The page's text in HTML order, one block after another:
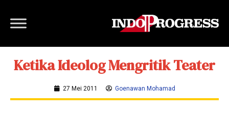
Ketika Ideolog Mengritik Teater
27 Mei 2011 Goenawan Mohamad